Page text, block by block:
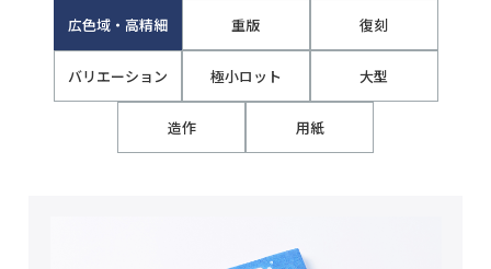
広色域・高精細 重版 復刻
バリエーション 極小ロット 大型
造作 用紙